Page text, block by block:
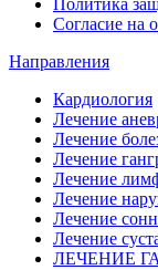
Политика
Согласие на
Направления
Кардиология
Лечение
Лечение
Лечение
Лечение
Лечение
Лечение
Лечение
ЛЕЧЕНИЕ